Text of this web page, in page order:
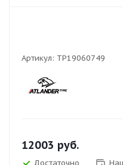
Артикул: TP19060749
12003 руб.
Достаточно